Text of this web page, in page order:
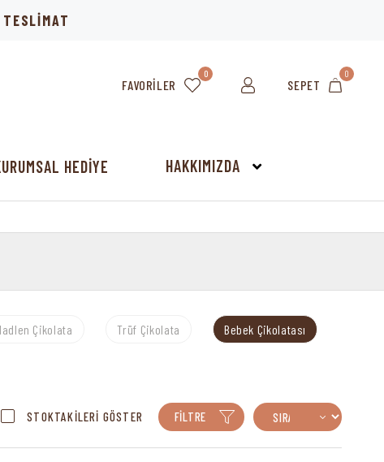
SEPET
0
FAVORILER
0
HEDİYE HAKKIMIZDA
Çikolata Trüf Çikolata Bebek Çikolatası
FILTRE
STOKTAKILERI GÖSTER